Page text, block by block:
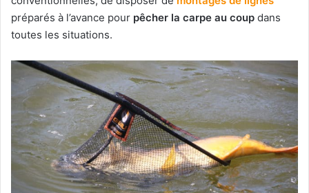
préparés à l’avance pour pêcher la carpe au coup dans
toutes les situations.